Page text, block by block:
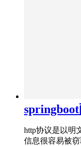
http协议是以明
信息很容易被